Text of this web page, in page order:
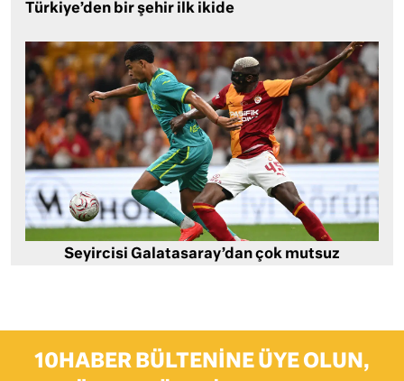
Türkiye’den bir şehir ilk ikide
Seyircisi Galatasaray’dan çok mutsuz
10HABER BÜLTENINE ÜYE OLUN,